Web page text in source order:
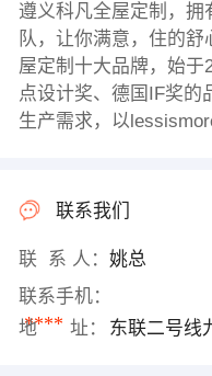
遵义科凡全屋定制，拥
队，让你满意，住的
屋定制十大品牌，始于
点设计奖、德国IF奖的
生产需求，以
联系我们
联 系 人： 姚总
联系手机：
****
地 址： 东联二号线